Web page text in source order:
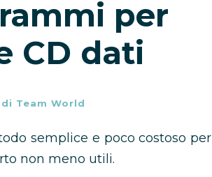
per
CD dati
Team World
semplice e poco costoso per
non meno utili.